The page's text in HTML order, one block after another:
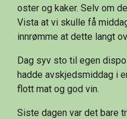
oster og kaker. Selv om
Vista at vi skulle få
innrømme at dette langt
Dag syv sto til egen
hadde avskjedsmiddag i
flott mat og god vin.
Siste dagen var det bare